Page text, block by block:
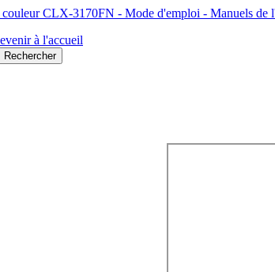
couleur CLX-3170FN - Mode d'emploi - Manuels
à l'accueil